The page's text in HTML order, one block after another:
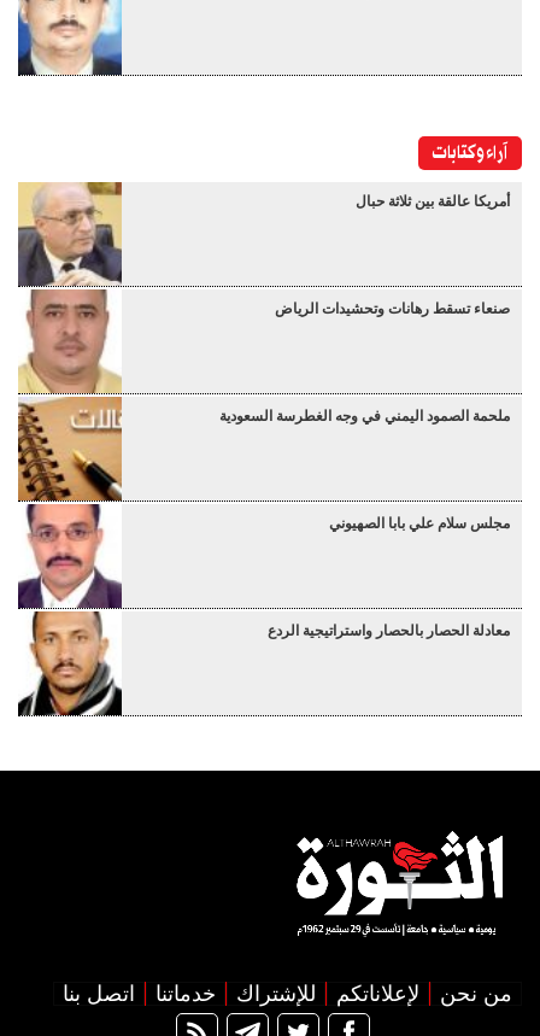
آراء وكتابات
أمريكا عالقة بين ثلاثة حبال
صنعاء تسقط رهانات وتحشيدات الرياض
ملحمة الصمود اليمني في وجه الغطرسة السعودية
مجلس سلام علي بابا الصهيوني
معادلة الحصار بالحصار واستراتيجية الردع
من نحن لإعلاناتكم للإشتراك خدماتنا اتصل بنا